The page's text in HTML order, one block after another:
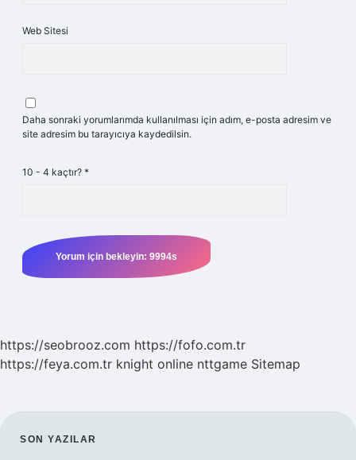
Web Sitesi
Daha sonraki yorumlarımda kullanılması için adım, e-posta adresim ve
site adresim bu tarayıcıya kaydedilsin.
10 - 4 kaçtır? *
https://seobrooz.com https://fofo.com.tr
https://feya.com.tr knight online nttgame Sitemap
SIDEBAR
SON YAZILAR